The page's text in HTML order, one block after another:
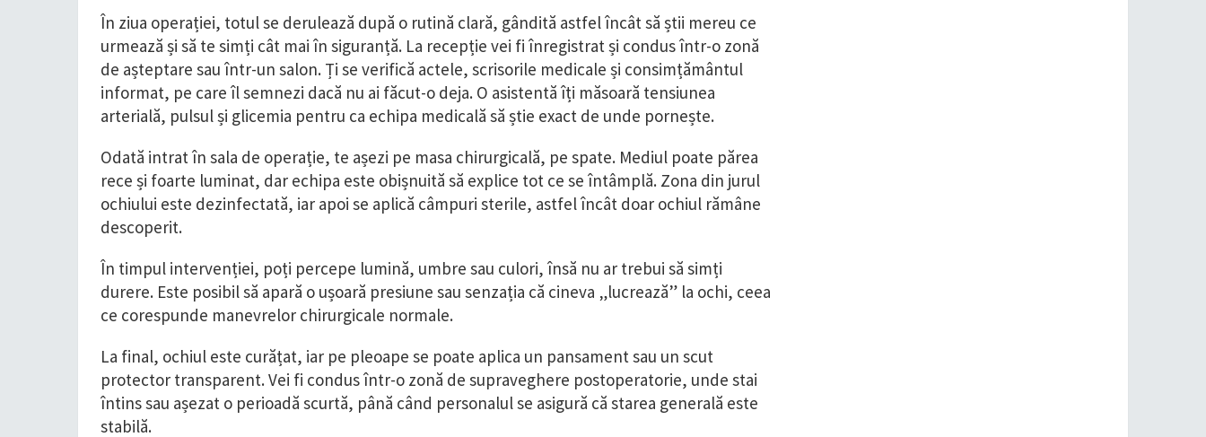
În ziua operației, totul se derulează după o rutină clară, gândită astfel încât să știi mereu ce
urmează și să te simți cât mai în siguranță. La recepție vei fi înregistrat și condus într-o zonă
de așteptare sau într-un salon. Ți se verifică actele, scrisorile medicale și consimțământul
informat, pe care îl semnezi dacă nu ai făcut-o deja. O asistentă îți măsoară tensiunea
arterială, pulsul și glicemia pentru ca echipa medicală să știe exact de unde pornește.
Odată intrat în sala de operație, te așezi pe masa chirurgicală, pe spate. Mediul poate părea
rece și foarte luminat, dar echipa este obișnuită să explice tot ce se întâmplă. Zona din jurul
ochiului este dezinfectată, iar apoi se aplică câmpuri sterile, astfel încât doar ochiul rămâne
descoperit.
În timpul intervenției, poți percepe lumină, umbre sau culori, însă nu ar trebui să simți
durere. Este posibil să apară o ușoară presiune sau senzația că cineva „lucrează” la ochi, ceea
ce corespunde manevrelor chirurgicale normale.
La final, ochiul este curățat, iar pe pleoape se poate aplica un pansament sau un scut
protector transparent. Vei fi condus într-o zonă de supraveghere postoperatorie, unde stai
întins sau așezat o perioadă scurtă, până când personalul se asigură că starea generală este
stabilă.